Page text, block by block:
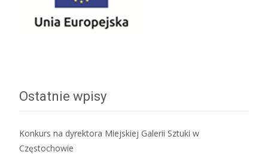
Ostatnie wpisy
Konkurs na dyrektora Miejskiej Galerii Sztuki w
Częstochowie